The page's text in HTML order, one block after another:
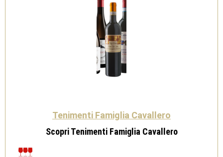
Tenimenti Famiglia Cavallero
Scopri Tenimenti Famiglia Cavallero